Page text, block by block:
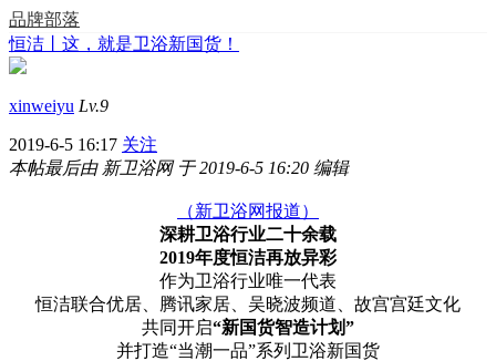
品牌部落
恒洁丨这，就是卫浴新国货！
xinweiyu Lv.9
2019-6-5 16:17 关注
本帖最后由 新卫浴网 于 2019-6-5 16:20 编辑
（新卫浴网报道）
深耕卫浴行业二十余载
2019年度恒洁再放异彩
作为卫浴行业唯一代表
恒洁联合优居、腾讯家居、吴晓波频道、故宫宫廷文化
共同开启“新国货智造计划”
并打造“当潮一品”系列卫浴新国货